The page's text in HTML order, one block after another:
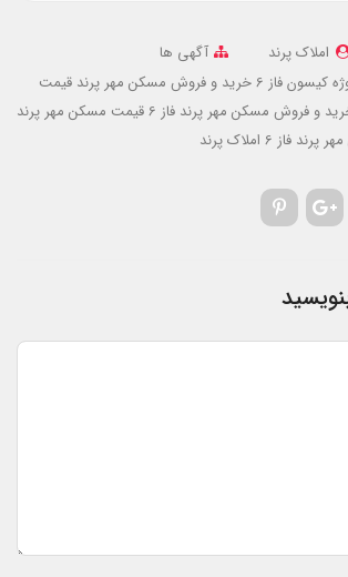
املاک پرند
آگهی ها
کیسون فاز 6
خرید و فروش مسکن مهر پرند قیمت
و فروش مسکن مهر پرند فاز 6
قیمت مسکن مهر پرند
پرند فاز 6 املاک پرند